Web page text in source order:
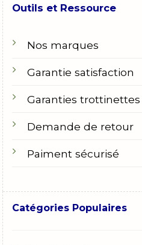
Outils et Ressource
Nos marques
Garantie satisfaction
Garanties
Demande de retour
Paiment sécurisé
Catégories Populaires